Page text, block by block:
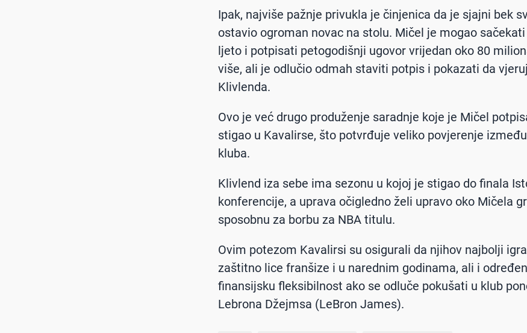
Ipak, najviše pažnje privukla je činjenica da je sjajni bek
ostavio ogroman novac na stolu. Mičel je mogao
ljeto i potpisati petogodišnji ugovor vrijedan oko 80
više, ali je odlučio odmah staviti potpis i pokazati da
Klivlenda.
Ovo je već drugo produženje saradnje koje je Mičel
stigao u Kavalirse, što potvrđuje veliko povjerenje
kluba.
Klivlend iza sebe ima sezonu u kojoj je stigao do finala
konferencije, a uprava očigledno želi upravo oko Mičela
sposobnu za borbu za NBA titulu.
Ovim potezom Kavalirsi su osigurali da njihov najbolji
zaštitno lice franšize i u narednim godinama, ali i
finansijsku fleksibilnost ako se odluče pokušati u klub
Lebrona Džejmsa (LeBron James).